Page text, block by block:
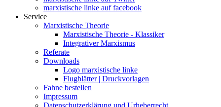
marxistische linke auf facebook
Service
Marxistische Theorie
Marxistische Theorie - Klassiker
Integrativer Marxismus
Referate
Downloads
Logo marxistische linke
Flugblätter | Druckvorlagen
Fahne bestellen
Impressum
Datenschutzerklärung und Urheberrecht